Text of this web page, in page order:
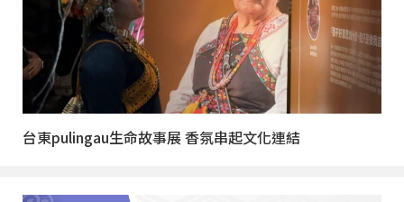
台東pulingau生命故事展 香氛串起文化連結